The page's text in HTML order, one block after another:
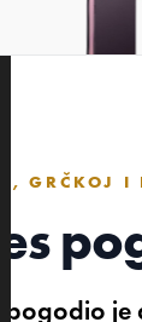
GRČKOJ
pogodio